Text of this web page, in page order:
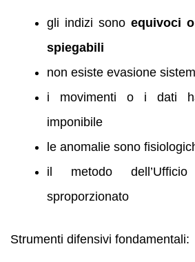
gli indizi sono equivoci
spiegabili
non esiste evasione
i movimenti o i dati
imponibile
le anomalie sono
il metodo
sproporzionato
Strumenti difensivi fondamentali: